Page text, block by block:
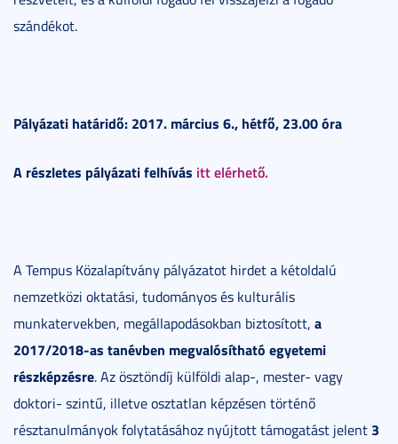
szándékot.
Pályázati határidő: 2017. március 6., hétfő, 23.00 óra
A részletes pályázati felhívás itt elérhető.
A Tempus Közalapítvány pályázatot hirdet a kétoldalú
nemzetközi oktatási, tudományos és kulturális
munkatervekben, megállapodásokban biztosított, a
2017/2018-as tanévben megvalósítható egyetemi
részképzésre. Az ösztöndíj külföldi alap-, mester- vagy
doktori- szintű, illetve osztatlan képzésen történő
résztanulmányok folytatásához nyújtott támogatást jelent 3